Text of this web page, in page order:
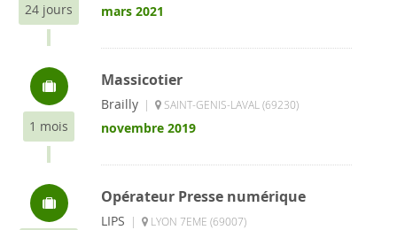
24 jours mars 2021
1 mois
Massicotier
Brailly | SAINT-GENIS-LAVAL (69230)
novembre 2019
Opérateur Presse numérique
LIPS | LYON 7EME (69007)